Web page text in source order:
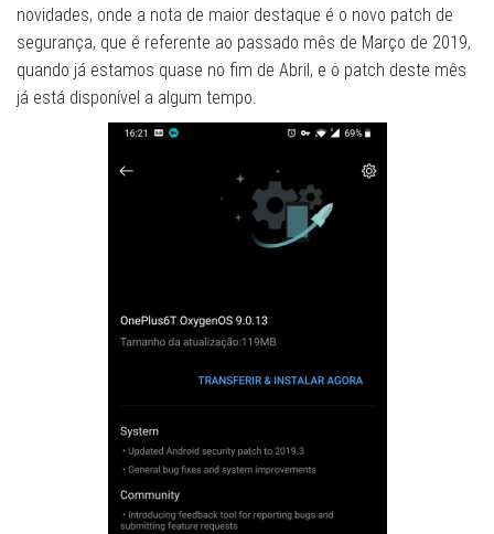
novidades, onde a nota de maior destaque é o novo patch de
segurança, que é referente ao passado mês de Março de 2019,
quando já estamos quase no fim de Abril, e o patch deste mês
já está disponível a algum tempo.